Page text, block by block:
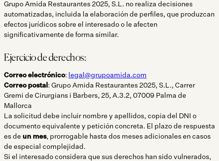
Grupo Amida Restaurantes 2025, S.L. no realiza decisiones
automatizadas, incluida la elaboración de perfiles, que produzcan
efectos jurídicos sobre el interesado o le afecten
significativamente de forma similar.
Ejercicio de derechos:
Correo electrónico: legal@grupoamida.com
Correo postal: Grupo Amida Restaurantes 2025, S.L., Carrer
Gremi de Cirurgians i Barbers, 25, A.3.2, 07009 Palma de
Mallorca
La solicitud debe incluir nombre y apellidos, copia del DNI o
documento equivalente y petición concreta. El plazo de respuesta
es de un mes, prorrogable hasta dos meses adicionales en casos
de especial complejidad.
Si el interesado considera que sus derechos han sido vulnerados,